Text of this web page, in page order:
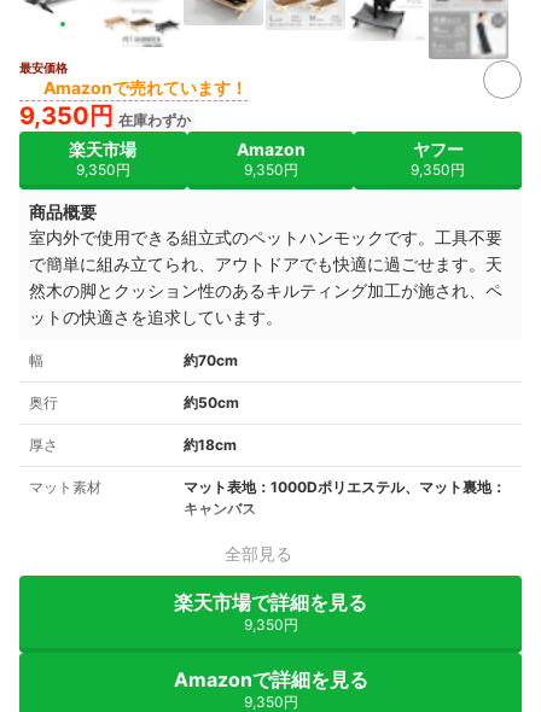
最安価格
Amazonで売れています！
9,350円 在庫わずか
楽天市場
9,350円
Amazon
9,350円
ヤフー
9,350円
商品概要
室内外で使用できる組立式のペットハンモックです。工具不要
で簡単に組み立てられ、アウトドアでも快適に過ごせます。天
然木の脚とクッション性のあるキルティング加工が施され、ペ
ットの快適さを追求しています。
幅 約70cm
奥行 約50cm
厚さ 約18cm
マット素材
マット表地：1000Dポリエステル、マット裏地：
キャンバス
全部見る
楽天市場で詳細を見る
9,350円
Amazonで詳細を見る
9,350円